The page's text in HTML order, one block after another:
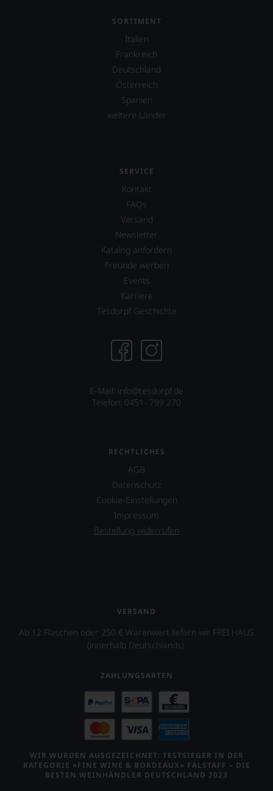
SORTIMENT
Italien
Frankreich
Deutschland
Österreich
Spanien
weitere Länder
SERVICE
Kontakt
FAQs
Versand
Newsletter
Katalog anfordern
Freunde werben
Events
Karriere
Tesdorpf Geschichte
E-Mail: info@tesdorpf.de
Telefon: 0451- 799 270
RECHTLICHES
AGB
Datenschutz
Cookie-Einstellungen
Impressum
Bestellung widerrufen
VERSAND
Ab 12 Flaschen oder 250 € Warenwert liefern wir FREI HAUS
(innerhalb Deutschlands).
ZAHLUNGSARTEN
WIR WURDEN AUSGEZEICHNET: TESTSIEGER IN DER
KATEGORIE »FINE WINE & BORDEAUX« FALSTAFF – DIE
BESTEN WEINHÄNDLER DEUTSCHLAND 2023